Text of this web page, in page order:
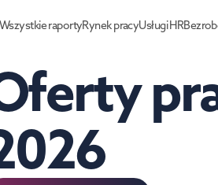
Wszystkie raportyRynek pracyUsługi HR